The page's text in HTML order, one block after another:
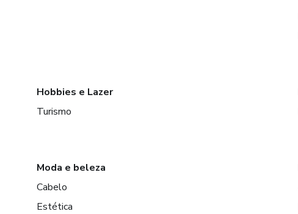
Hobbies e Lazer
Turismo
Moda e beleza
Cabelo
Estética